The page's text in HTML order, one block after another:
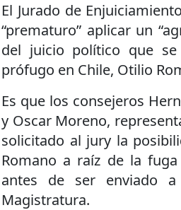
El Jurado de
“prematuro” aplicar un
del juicio político que
prófugo en Chile, Otilio
Es que los consejeros
y Oscar Moreno,
solicitado al jury la
Romano a raíz de la
antes de ser enviado
Magistratura.